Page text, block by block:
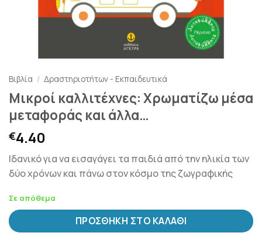
Βιβλία / Δραστηριοτήτων - Εκπαιδευτικά
Μικροί καλλιτέχνες: Χρωματίζω μέσα
μεταφοράς και άλλα…
€4.40
Ιδανικό για να εισαγάγει τα παιδιά από την ηλικία των
δύο χρόνων και πάνω στον κόσμο της ζωγραφικής
Σε απόθεμα
ΠΡΟΣΘΉΚΗ ΣΤΟ ΚΑΛΆΘΙ